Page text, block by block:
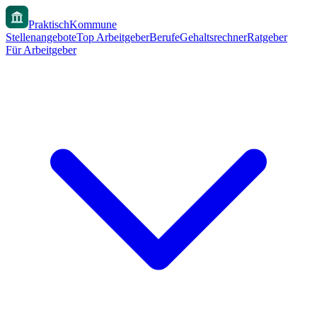
PraktischKommune
StellenangeboteTop ArbeitgeberBerufeGehaltsrechnerRatgeber
Für Arbeitgeber